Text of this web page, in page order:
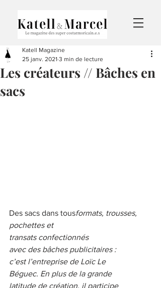
Les créateurs // Bâches en
sacs
Katell Magazine
25 janv. 2021 3 min de lecture
Des sacs dans tousformats, trousses,
pochettes et
transats confectionnés
avec des bâches publicitaires :
c’est l’entreprise de Loïc Le
Béguec. En plus de la grande
latitude de création, il participe